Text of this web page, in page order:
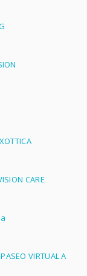
CARE
VIRTUAL A